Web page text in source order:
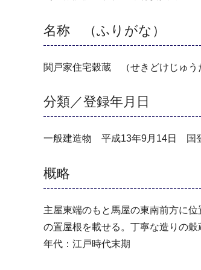
名称 （ふりがな）
関戸家住宅穀蔵 （せきどけじゅう
分類／登録年月日
一般建造物 平成13年9月14日 国
概略
主屋東端のもと馬屋の東南前方に
の置屋根を載せる。丁寧な造りの
年代：江戸時代末期